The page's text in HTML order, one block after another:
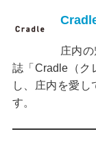
庄内
誌「Cradle（ク
し、庄内を愛
す。